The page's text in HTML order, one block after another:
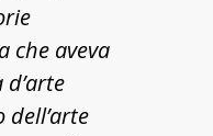
che aveva
dell’arte